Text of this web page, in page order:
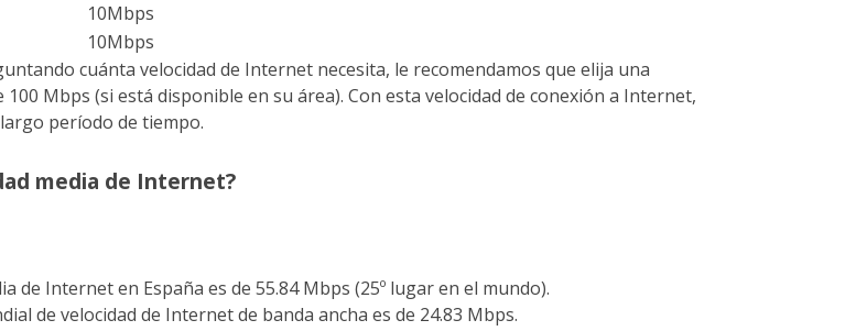
10Mbps
10Mbps
cuánta velocidad de Internet necesita, le recomendamos que elija una
Mbps (si está disponible en su área). Con esta velocidad de conexión a Internet,
período de tiempo.
media de Internet?
de Internet en España es de 55.84 Mbps (25º lugar en el mundo).
de velocidad de Internet de banda ancha es de 24.83 Mbps.